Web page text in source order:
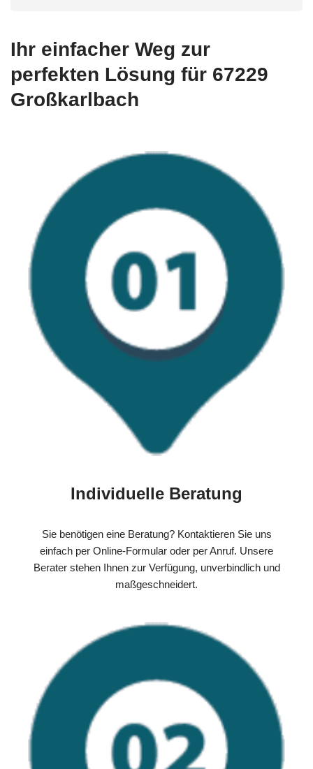
Ihr einfacher Weg zur
perfekten Lösung für 67229
Großkarlbach
Individuelle Beratung
Sie benötigen eine Beratung? Kontaktieren Sie uns
einfach per Online-Formular oder per Anruf. Unsere
Berater stehen Ihnen zur Verfügung, unverbindlich und
maßgeschneidert.